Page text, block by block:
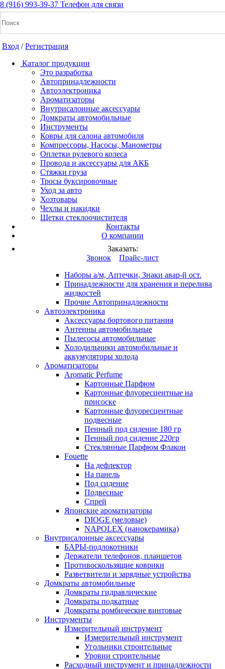
8 (916) 993-39-37 Телефон для связи
Вход /Регистрация
Каталог продукции
Это разработка
Автопринадлежности
Автоэлектроника
Ароматизаторы
Внутрисалонные аксессуары
Домкраты автомобильные
Инструменты
Ковры для салона автомобиля
Компрессоры, Насосы, Манометры
Оплетки рулевого колеса
Провода и аксессуары для АКБ
Стяжки груза
Тросы буксировочные
Уход за авто
Хозтовары
Чехлы и накидки
Щетки стеклоочистителя
Контакты
О компании
Заказать:
Звонок
Прайс-лист
+7(916) 993-39-37
Заказать звонок
Notice: Undefined index: cart_total in
/home/a/a2dm2020/a2dm.ru/public_html/wa-
cache/apps/shop/templates/compiled/shop_ru_RU/ad/3d/07/
on line 260 Notice: Trying to get property of non-object in
/home/a/a2dm2020/a2dm.ru/public_html/wa-
cache/apps/shop/templates/compiled/shop_ru_RU/ad/3d/07/
on line 260 0Р
Это разработка
Наборы а/м, Аптечки, Знаки авар-й ост.
Принадлежности для хранения и перелива
жидкостей
Прочие Автопринадлежности
Автоэлектроника
Аксессуары бортового питания
Антенны автомобильные
Пылесосы автомобильные
Холодильники автомобильные и
аккумуляторы холода
Ароматизаторы
Aromatic Perfume
Картонные Парфюм
Картонные флуоресцентные на
присоске
Картонные флуоресцентные
подвесные
Пенный под сидение 180 гр
Пенный под сидение 220гр
Стеклянные Парфюм Флакон
Fouette
На дефлектор
На панель
Под сидение
Подвесные
Спрей
Японские ароматизаторы
DIOGE (меловые)
NAPOLEX (нанокерамика)
Внутрисалонные аксессуары
БАРЫ-подлокотники
Держатели телефонов, планшетов
Противоскользящие коврики
Разветвители и зарядные устройства
Домкраты автомобильные
Домкраты гидравлические
Домкраты подкатные
Домкраты ромбические винтовые
Инструменты
Измерительный инструмент
Измерительный инструмент
Угольники строительные
Уровни строительные
Расходный инструмент и принадлежности